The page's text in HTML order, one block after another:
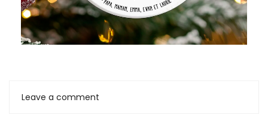
Leave a comment